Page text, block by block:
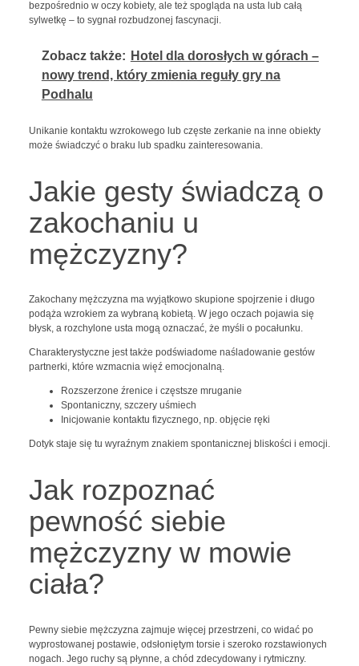
bezpośrednio w oczy kobiety, ale też spogląda na usta lub całą
sylwetkę – to sygnał rozbudzonej fascynacji.
Zobacz także: Hotel dla dorosłych w górach –
nowy trend, który zmienia reguły gry na
Podhalu
Unikanie kontaktu wzrokowego lub częste zerkanie na inne obiekty
może świadczyć o braku lub spadku zainteresowania.
Jakie gesty świadczą o
zakochaniu u
mężczyzny?
Zakochany mężczyzna ma wyjątkowo skupione spojrzenie i długo
podąża wzrokiem za wybraną kobietą. W jego oczach pojawia się
błysk, a rozchylone usta mogą oznaczać, że myśli o pocałunku.
Charakterystyczne jest także podświadome naśladowanie gestów
partnerki, które wzmacnia więź emocjonalną.
Rozszerzone źrenice i częstsze mruganie
Spontaniczny, szczery uśmiech
Inicjowanie kontaktu fizycznego, np. objęcie ręki
Dotyk staje się tu wyraźnym znakiem spontanicznej bliskości i emocji.
Jak rozpoznać
pewność siebie
mężczyzny w mowie
ciała?
Pewny siebie mężczyzna zajmuje więcej przestrzeni, co widać po
wyprostowanej postawie, odsłoniętym torsie i szeroko rozstawionych
nogach. Jego ruchy są płynne, a chód zdecydowany i rytmiczny.